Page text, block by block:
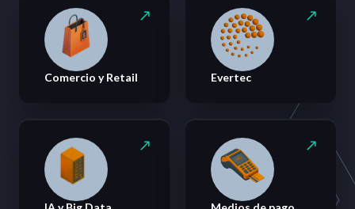
Comercio y Retail Evertec